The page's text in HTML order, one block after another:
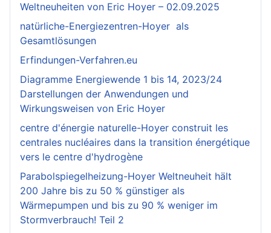
Weltneuheiten von Eric Hoyer – 02.09.2025
natürliche-Energiezentren-Hoyer als
Gesamtlösungen
Erfindungen-Verfahren.eu
Diagramme Energiewende 1 bis 14, 2023/24
Darstellungen der Anwendungen und
Wirkungsweisen von Eric Hoyer
centre d'énergie naturelle-Hoyer construit les
centrales nucléaires dans la transition énergétique
vers le centre d'hydrogène
Parabolspiegelheizung-Hoyer Weltneuheit hält
200 Jahre bis zu 50 % günstiger als
Wärmepumpen und bis zu 90 % weniger im
Stormverbrauch! Teil 2